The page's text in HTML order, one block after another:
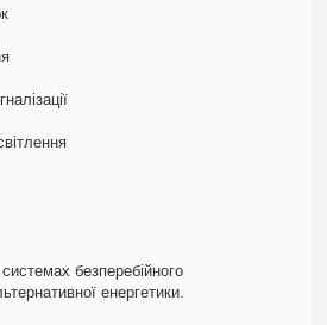
безперебійного
енергетики.